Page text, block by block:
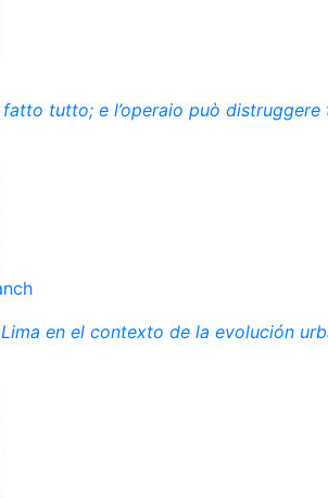
fatto tutto; e l’operaio può
en el contexto de la evolución